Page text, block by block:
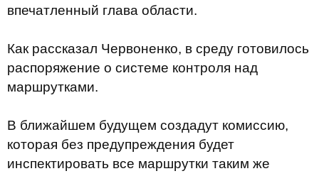
впечатленный глава области.
Как рассказал Червоненко, в среду готовилось
распоряжение о системе контроля над
маршрутками.
В ближайшем будущем создадут комиссию,
которая без предупреждения будет
инспектировать все маршрутки таким же